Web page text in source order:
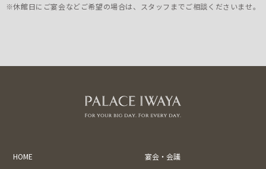
※休館日にご宴会などご希望の場合は、スタッフまでご相談くださいませ。
HOME
宴会・会議